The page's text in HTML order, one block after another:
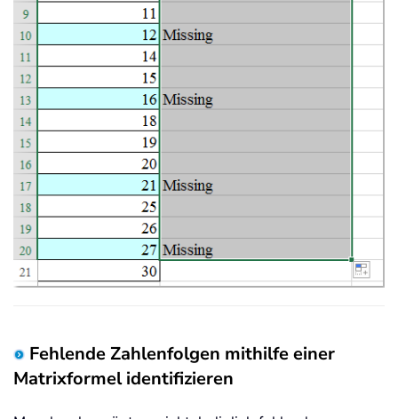
Fehlende Zahlenfolgen mithilfe einer
Matrixformel identifizieren